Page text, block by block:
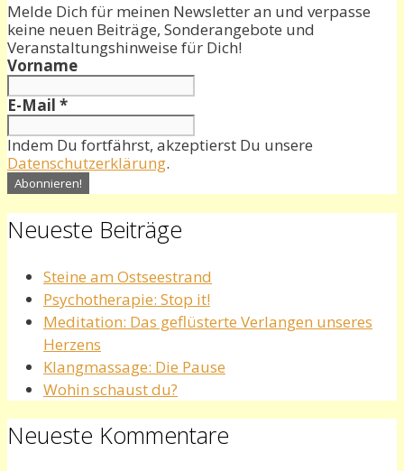
Melde Dich für meinen Newsletter an und verpasse
keine neuen Beiträge, Sonderangebote und
Veranstaltungshinweise für Dich!
Vorname
E-Mail *
Indem Du fortfährst, akzeptierst Du unsere
Datenschutzerklärung.
Neueste Beiträge
Steine am Ostseestrand
Psychotherapie: Stop it!
Meditation: Das geflüsterte Verlangen unseres
Herzens
Klangmassage: Die Pause
Wohin schaust du?
Neueste Kommentare